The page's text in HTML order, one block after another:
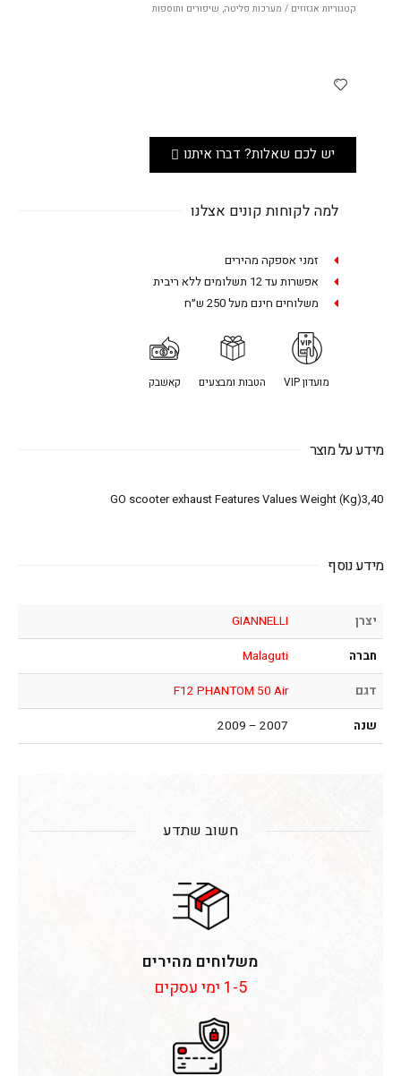
קטגוריות אגזוזים / מערכות פליטה, שיפורים ותוספות
יש לכם שאלות? דברו איתנו
למה לקוחות קונים אצלנו
זמני אספקה מהירים
אפשרות עד 12 תשלומים ללא ריבית
משלוחים חינם מעל 250 ש״ח
מועדון VIP הטבות ומבצעים קאשבק
מידע על מוצר
GO scooter exhaust Features Values Weight (Kg)3,40
מידע נוסף
יצרן
GIANNELLI
חברה
Malaguti
דגם
F12 PHANTOM 50 Air
שנה
2007 – 2009
חשוב שתדע
משלוחים מהירים
1-5 ימי עסקים